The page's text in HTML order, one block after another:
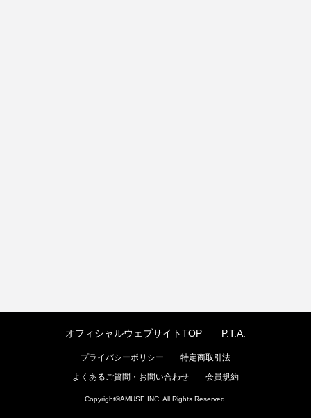
オフィシャルウェブサイトTOP P.T.A.
プライバシーポリシー
特定商取引法
よくあるご質問・お問い合わせ
会員規約
Copyright©AMUSE INC. All Rights Reserved.